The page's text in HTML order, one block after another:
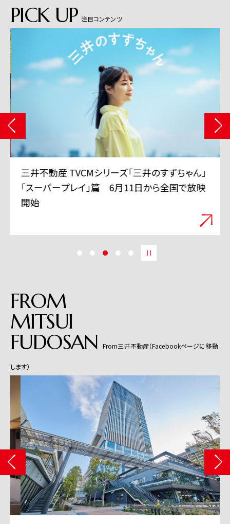
PICK UP 注目コンテンツ
三井不動産 TVCMシリーズ「三井のすずちゃん」
「スーパープレイ」篇 6月11日から全国で放映
開始
FROM
MITSUI
FUDOSAN From三井不動産（Facebookページに移動
します）